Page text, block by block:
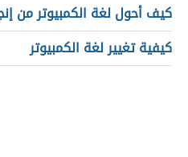
كيف أحول لغة الكمبيوتر من
كيفية تغيير لغة الكمبيوتر